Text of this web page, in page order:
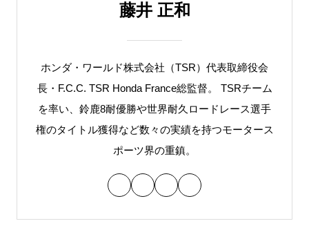
藤井 正和
ホンダ・ワールド株式会社（TSR）代表取締役会
長・F.C.C. TSR Honda France総監督。 TSRチーム
を率い、鈴鹿8耐優勝や世界耐久ロードレース選手
権のタイトル獲得など数々の実績を持つモータース
ポーツ界の重鎮。